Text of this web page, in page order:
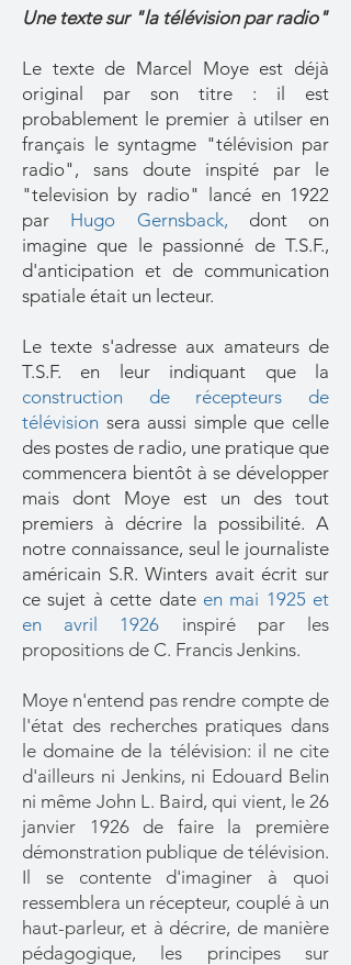
Une texte sur "la télévision par radio"
Le texte de Marcel Moye est déjà
original par son titre : il est
probablement le premier à utilser en
français le syntagme "télévision par
radio", sans doute inspité par le
"television by radio" lancé en 1922
par Hugo Gernsback, dont on
imagine que le passionné de T.S.F.,
d'anticipation et de communication
spatiale était un lecteur.
Le texte s'adresse aux amateurs de
T.S.F. en leur indiquant que la
construction de récepteurs de
télévision sera aussi simple que celle
des postes de radio, une pratique que
commencera bientôt à se développer
mais dont Moye est un des tout
premiers à décrire la possibilité. A
notre connaissance, seul le journaliste
américain S.R. Winters avait écrit sur
ce sujet à cette date en mai 1925 et
en avril 1926 inspiré par les
propositions de C. Francis Jenkins.
Moye n'entend pas rendre compte de
l'état des recherches pratiques dans
le domaine de la télévision: il ne cite
d'ailleurs ni Jenkins, ni Edouard Belin
ni même John L. Baird, qui vient, le 26
janvier 1926 de faire la première
démonstration publique de télévision.
Il se contente d'imaginer à quoi
ressemblera un récepteur, couplé à un
haut-parleur, et à décrire, de manière
pédagogique, les principes sur